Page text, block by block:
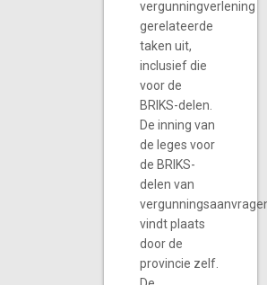
vergunningverlening
gerelateerde
taken uit,
inclusief die
voor de
BRIKS-delen.
De inning van
de leges voor
de BRIKS-
delen van
vindt plaats
door de
provincie zelf.